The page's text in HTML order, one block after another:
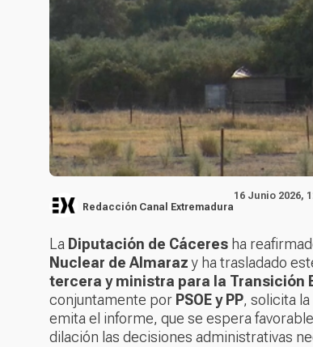
Redacción Canal Extremadura
16 Junio 2026,
La Diputación de Cáceres ha
Nuclear de Almarazy ha trasladado
tercera y ministra para la Transición
conjuntamente por PSOE y PP, solicita
emita el informe, que se espera
dilación las decisiones administrativas